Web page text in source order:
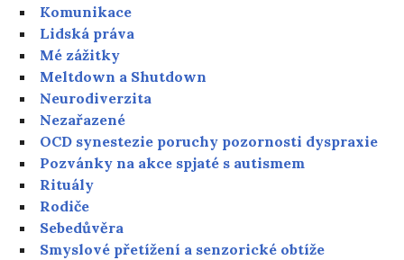
Komunikace
Lidská práva
Mé zážitky
Meltdown a Shutdown
Neurodiverzita
Nezařazené
OCD synestezie poruchy pozornosti dyspraxie
Pozvánky na akce spjaté s autismem
Rituály
Rodiče
Sebedůvěra
Smyslové přetížení a senzorické obtíže